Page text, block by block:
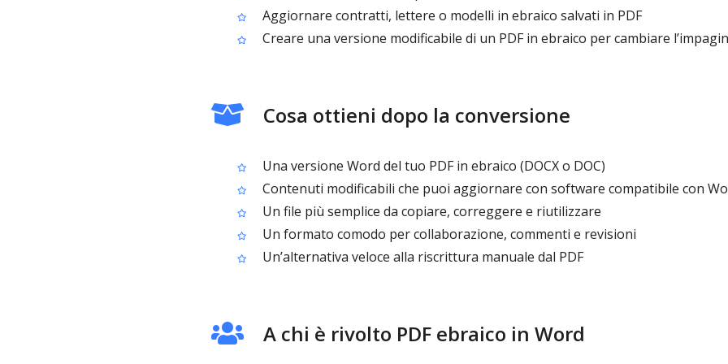
Aggiornare contratti, lettere o modelli in ebraico salvati in PDF
Creare una versione modificabile di un PDF in ebraico per cambiare
Cosa ottieni dopo la conversione
Una versione Word del tuo PDF in ebraico (DOCX o DOC)
Contenuti modificabili che puoi aggiornare con software compatibile con
Un file più semplice da copiare, correggere e riutilizzare
Un formato comodo per collaborazione, commenti e revisioni
Un’alternativa veloce alla riscrittura manuale dal PDF
A chi è rivolto PDF ebraico in Word